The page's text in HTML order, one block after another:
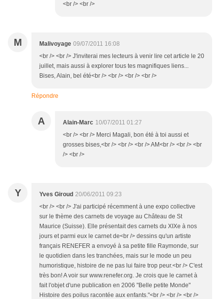
<br /> <br />
M Malivoyage 09/07/2011 16:08
<br /> <br /> J'inviterai mes lecteurs à venir lire cet article le 20
juillet, mais aussi à explorer tous tes magnifiques liens...
Bises, Alain, bel été<br /> <br /> <br /> <br />
Répondre
A Alain-Marc 10/07/2011 01:27
<br /> <br /> Merci Magali, bon été à toi aussi et
grosses bises,<br /> <br /> <br /> AM<br /> <br /> <br
/> <br />
Y Yves Giroud 20/06/2011 09:23
<br /> <br /> J'ai participé récemment à une expo collective
sur le thème des carnets de voyage au Château de St
Maurice (Suisse). Elle présentait des carnets du XIXe à nos
jours et parmi eux le carnet de<br /> dessins qu'un artiste
français RENEFER a envoyé à sa petite fille Raymonde, sur
le quotidien dans les tranchées, mais sur le mode un peu
humoristique, histoire de ne pas lui faire trop peur.<br /> C'est
très bon! A voir sur www.renefer.org. Je crois que le carnet à
fait l'objet d'une publication en 2006 "Belle petite Monde"
Histoire des poilus racontée aux enfants."<br /> <br /> <br />